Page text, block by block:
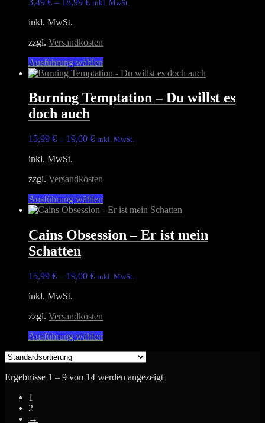
inkl. MwSt.
inkl. MwSt.
zzgl. Versandkosten
Ausführung wählen
Produkt
mehrere
Varianten
Optionen
werden
Burning Temptation – Du willst es
doch auch
15,99 € – 19,00 € inkl. MwSt.
inkl. MwSt.
zzgl. Versandkosten
Ausführung wählen
Produkt
mehrere
Varianten
Optionen
können
werden
Cains Obsession – Er ist mein
Schatten
15,99 € – 19,00 € inkl. MwSt.
inkl. MwSt.
zzgl. Versandkosten
Ausführung wählen
Varianten
Ergebnisse 1 – 9 von 14 werden angezeigt
1
2
→